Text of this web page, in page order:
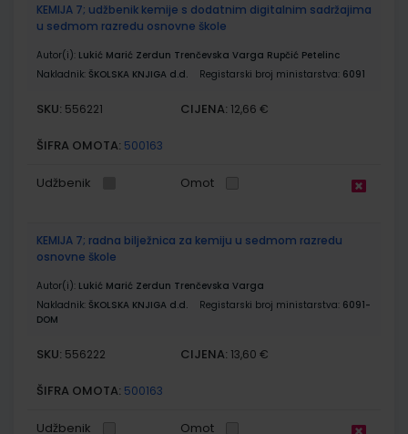
KEMIJA 7; udžbenik kemije s dodatnim digitalnim sadržajima
u sedmom razredu osnovne škole
Autor(i): Lukić Marić Zerdun Trenčevska Varga Rupčić Petelinc
Nakladnik: ŠKOLSKA KNJIGA d.d. Registarski broj ministarstva: 6091
SKU: 556221 CIJENA: 12,66 €
ŠIFRA OMOTA: 500163
Udžbenik Omot
KEMIJA 7; radna bilježnica za kemiju u sedmom razredu
osnovne škole
Autor(i): Lukić Marić Zerdun Trenčevska Varga
Nakladnik: ŠKOLSKA KNJIGA d.d. Registarski broj ministarstva: 6091-
DOM
SKU: 556222 CIJENA: 13,60 €
ŠIFRA OMOTA: 500163
Udžbenik Omot